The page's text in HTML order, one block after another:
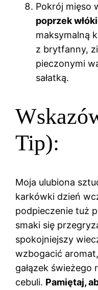
Pokrój mięso
poprzek
maksymalną
z brytfanny,
pieczonymi
sałatką.
Tip):
Moja ulubiona
karkówki dzień
podpieczenie tuż
smaki się
spokojniejszy
wzbogacić
gałązek
cebuli. Pamiętaj,